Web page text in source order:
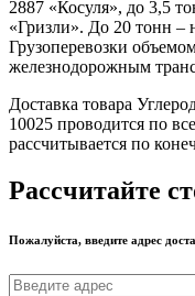
2887 «Косуля», до 3,5
«Гризли». До 20 тонн
Грузоперевозки
железнодорожным
Доставка товара
10025 проводится по
рассчитывается по
Рассчитайте
Пожалуйста, введите адрес